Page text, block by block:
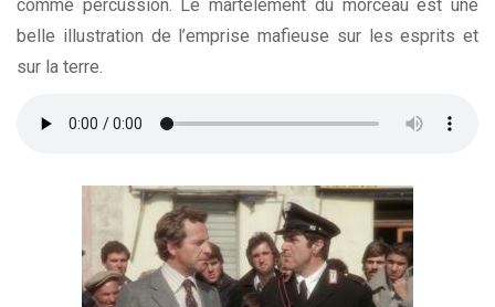
comme percussion. Le martèlement du morceau est une
belle illustration de l’emprise mafieuse sur les esprits et
sur la terre.